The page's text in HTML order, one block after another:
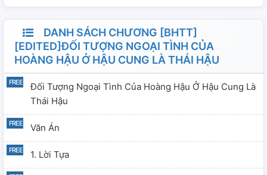
DANH SÁCH CHƯƠNG [BHTT]
[EDITED]ĐỐI TƯỢNG NGOẠI TÌNH CỦA
HOÀNG HẬU Ở HẬU CUNG LÀ THÁI HẬU
Đối Tượng Ngoại Tình Của Hoàng Hậu Ở Hậu Cung Là
Thái Hậu
Văn Án
1. Lời Tựa